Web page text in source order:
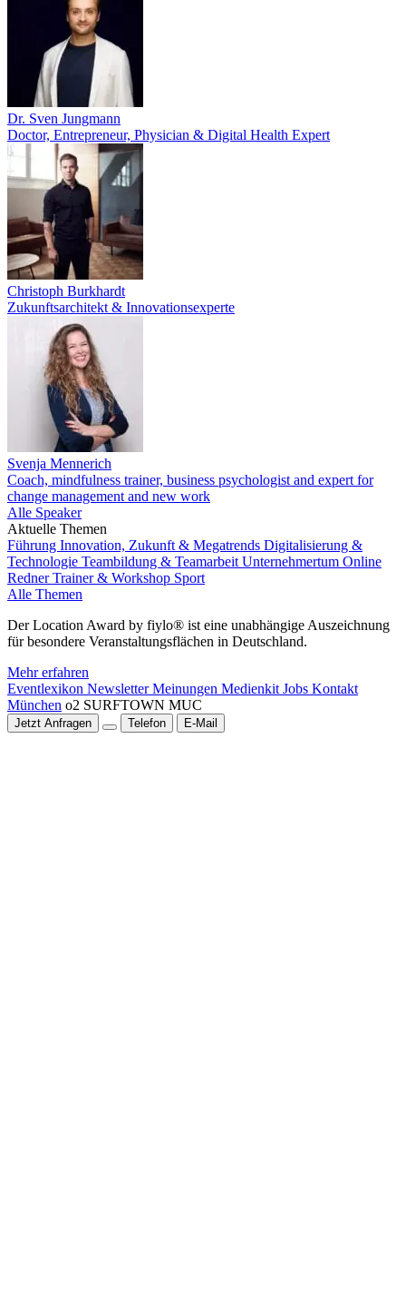
Dr. Sven Jungmann
Doctor, Entrepreneur, Physician & Digital Health Expert
Christoph Burkhardt
Zukunftsarchitekt & Innovationsexperte
Svenja Mennerich
Coach, mindfulness trainer, business psychologist and expert for
change management and new work
Alle Speaker
Aktuelle Themen
Führung Innovation, Zukunft & Megatrends Digitalisierung &
Technologie Teambildung & Teamarbeit Unternehmertum Online
RednerTrainer & Workshop Sport
Alle Themen
Der Location Award by fiylo® ist eine unabhängige Auszeichnung
für besondere Veranstaltungsflächen in Deutschland.
Mehr erfahren
Eventlexikon NewsletterMeinungen Medienkit Jobs Kontakt
München o2 SURFTOWN MUC
Jetzt Anfragen Telefon E-Mail